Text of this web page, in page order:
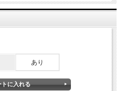
あり